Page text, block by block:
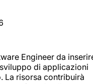
Engineer da
di applicazioni
La risorsa contribuirà